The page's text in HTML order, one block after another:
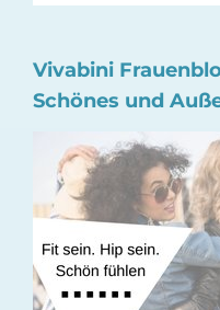
Vivabini
Schönes und